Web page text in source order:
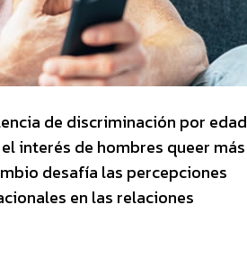
de discriminación por edad
interés de hombres queer más
desafía las percepciones
en las relaciones